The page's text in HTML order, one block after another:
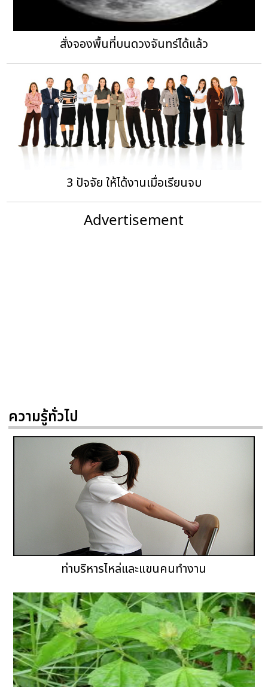
สั่งจองพื้นที่บนดวงจันทร์ได้แล้ว
3 ปัจจัย ให้ได้งานเมื่อเรียนจบ
Advertisement
ความรู้ทั่วไป
ท่าบริหารไหล่และแขนคนทำงาน